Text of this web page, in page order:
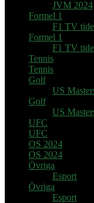
JVM 2024
Formel 1
F1 TV
Formel 1
F1 TV
Tennis
Tennis
Golf
US
Golf
US
UFC
UFC
OS 2024
OS 2024
Övriga
Esport
Övriga
Esport